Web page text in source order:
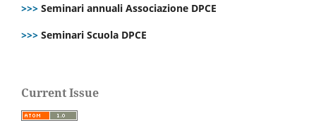
>>> Seminari annuali Associazione DPCE
>>> Seminari Scuola DPCE
Current Issue